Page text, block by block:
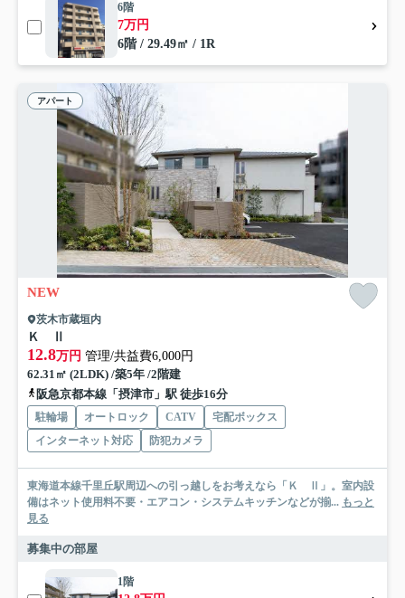
6階
7万円
6階 / 29.49㎡ / 1R
アパート
NEW
茨木市蔵垣内
Ｋ Ⅱ
12.8万円 管理/共益費6,000円
62.31㎡ (2LDK) /築5年 /2階建
阪急京都本線「摂津市」駅 徒歩16分
駐輪場 オートロック CATV
宅配ボックス
インターネット対応
防犯カメラ
東海道本線千里丘駅周辺への引っ越しをお考えなら「Ｋ Ⅱ」。室内設
備はネット使用料不要・エアコン・システムキッチンなどが揃... もっと
見る
募集中の部屋
1階